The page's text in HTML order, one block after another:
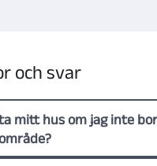
och svar
mitt hus om jag inte